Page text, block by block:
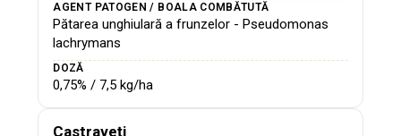
AGENT PATOGEN / BOALA COMBĂTUTĂ
Pătarea unghiulară a frunzelor - Pseudomonas
lachrymans
DOZĂ
0,75% / 7,5 kg/ha
Castraveți